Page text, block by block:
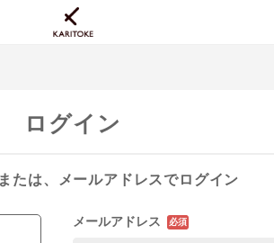
ログイン
たは、メールアドレスでログイン
メールアドレス 必須